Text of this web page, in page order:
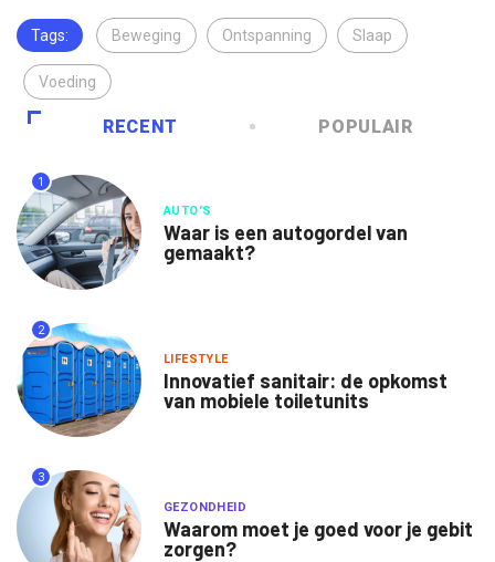
Tags: Beweging Ontspanning Slaap
Voeding
RECENT POPULAIR
1
AUTO'S
Waar is een autogordel van
gemaakt?
2
LIFESTYLE
Innovatief sanitair: de opkomst
van mobiele toiletunits
3
GEZONDHEID
Waarom moet je goed voor je gebit
zorgen?